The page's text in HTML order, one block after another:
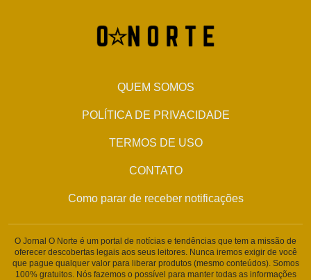
QUEM SOMOS
POLÍTICA DE PRIVACIDADE
TERMOS DE USO
CONTATO
Como parar de receber notificações
O Jornal O Norte é um portal de notícias e tendências que tem a missão de
oferecer descobertas legais aos seus leitores. Nunca iremos exigir de você
que pague qualquer valor para liberar produtos (mesmo conteúdos). Somos
100% gratuitos. Nós fazemos o possível para manter todas as informações